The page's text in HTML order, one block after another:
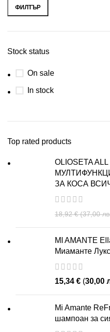
ФИЛТЪР
Stock status
On sale
In stock
Top rated products
OLIOSETA
ЗА КОСА
18,92€ (37,00
MI AMANTE
Миаманте
15,34 € (30,00
Mi Amante
шампоан за